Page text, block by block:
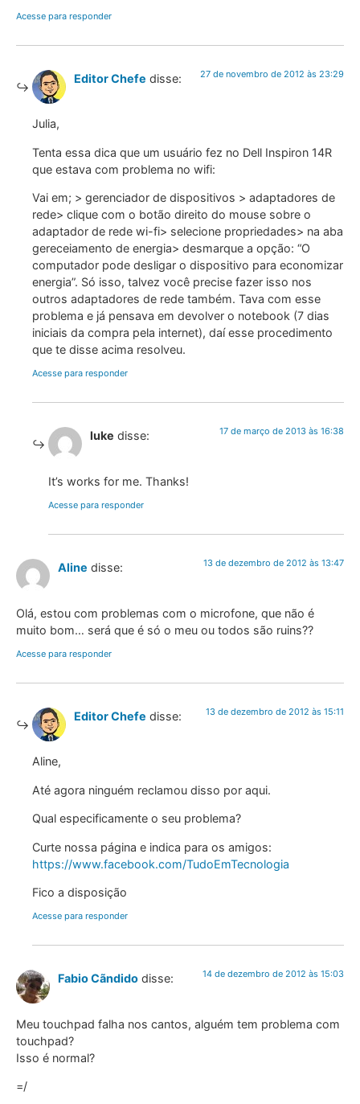
Acesse para responder
Editor Chefe disse: 27 de novembro de 2012 às 23:29
Julia,
Tenta essa dica que um usuário fez no Dell Inspiron 14R
que estava com problema no wifi:
Vai em; > gerenciador de dispositivos > adaptadores de
rede> clique com o botão direito do mouse sobre o
adaptador de rede wi-fi> selecione propriedades> na aba
gereceiamento de energia> desmarque a opção: “O
computador pode desligar o dispositivo para economizar
energia”. Só isso, talvez você precise fazer isso nos
outros adaptadores de rede também. Tava com esse
problema e já pensava em devolver o notebook (7 dias
iniciais da compra pela internet), daí esse procedimento
que te disse acima resolveu.
Acesse para responder
luke disse: 17 de março de 2013 às 16:38
It’s works for me. Thanks!
Acesse para responder
Aline disse: 13 de dezembro de 2012 às 13:47
Olá, estou com problemas com o microfone, que não é
muito bom… será que é só o meu ou todos são ruins??
Acesse para responder
Editor Chefe disse: 13 de dezembro de 2012 às 15:11
Aline,
Até agora ninguém reclamou disso por aqui.
Qual especificamente o seu problema?
Curte nossa página e indica para os amigos:
https://www.facebook.com/TudoEmTecnologia
Fico a disposição
Acesse para responder
Fabio Cãndido disse: 14 de dezembro de 2012 às 15:03
Meu touchpad falha nos cantos, alguém tem problema com
touchpad?
Isso é normal?
=/